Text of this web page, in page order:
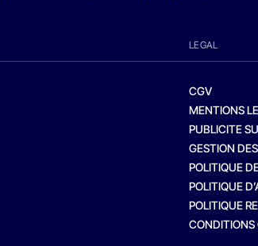
LEGAL
CGV
MENTIONS
PUBLICITE
GESTION
POLITIQUE
POLITIQUE
POLITIQUE
CONDITIONS